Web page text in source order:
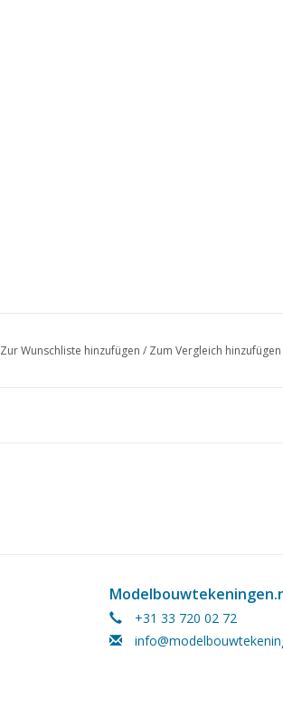
Zur Wunschliste hinzufügen / Zum Vergleich hinzufügen
+31 33 720 02 72